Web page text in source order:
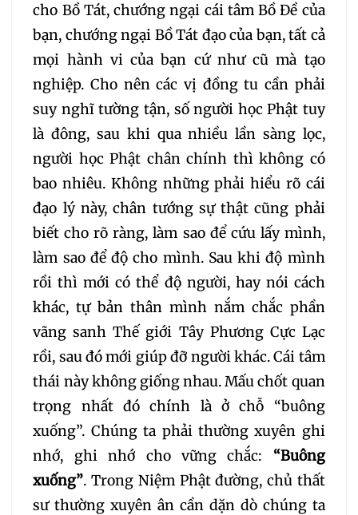
cho Bồ Tát, chướng ngại cái tâm Bồ Đề của
bạn, chướng ngại Bồ Tát đạo của bạn, tất cả
mọi hành vi của bạn cứ như cũ mà tạo
nghiệp. Cho nên các vị đồng tu cần phải
suy nghĩ tường tận, số người học Phật tuy
là đông, sau khi qua nhiều lần sàng lọc,
người học Phật chân chính thì không có
bao nhiêu. Không những phải hiểu rõ cái
đạo lý này, chân tướng sự thật cũng phải
biết cho rõ ràng, làm sao để cứu lấy mình,
làm sao để độ cho mình. Sau khi độ mình
rồi thì mới có thể độ người, hay nói cách
khác, tự bản thân mình nắm chắc phần
vãng sanh Thế giới Tây Phương Cực Lạc
rồi, sau đó mới giúp đỡ người khác. Cái tâm
thái này không giống nhau. Mấu chốt quan
trọng nhất đó chính là ở chỗ “buông
xuống”. Chúng ta phải thường xuyên ghi
nhớ, ghi nhớ cho vững chắc: “Buông
xuống”. Trong Niệm Phật đường, chủ thất
sư thường xuyên ân cần dặn dò chúng ta